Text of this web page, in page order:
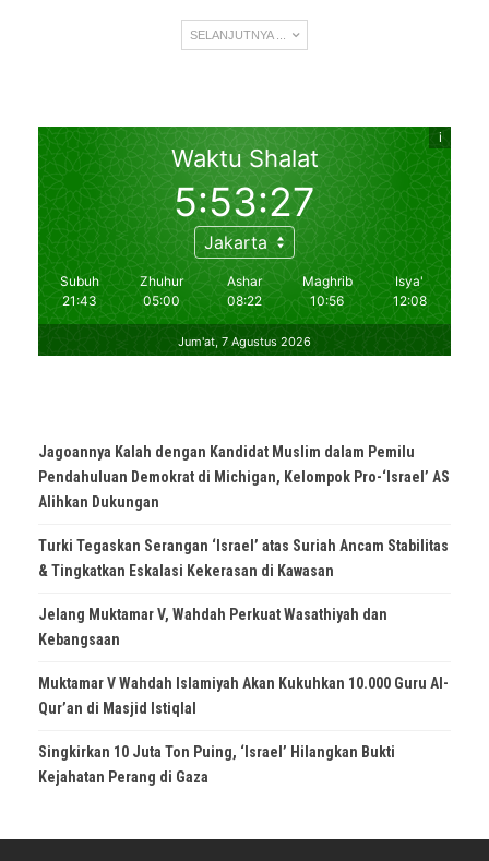
SELANJUTNYA ...
Jagoannya Kalah dengan Kandidat Muslim dalam Pemilu
Pendahuluan Demokrat di Michigan, Kelompok Pro-‘Israel’ AS
Alihkan Dukungan
Turki Tegaskan Serangan ‘Israel’ atas Suriah Ancam Stabilitas
& Tingkatkan Eskalasi Kekerasan di Kawasan
Jelang Muktamar V, Wahdah Perkuat Wasathiyah dan
Kebangsaan
Muktamar V Wahdah Islamiyah Akan Kukuhkan 10.000 Guru Al-
Qur’an di Masjid Istiqlal
Singkirkan 10 Juta Ton Puing, ‘Israel’ Hilangkan Bukti
Kejahatan Perang di Gaza